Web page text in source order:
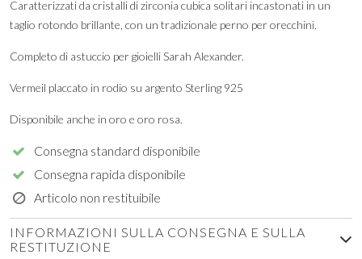
Caratterizzati da cristalli di zirconia cubica solitari incastonati in un
taglio rotondo brillante, con un tradizionale perno per orecchini.
Completo di astuccio per gioielli Sarah Alexander.
Vermeil placcato in rodio su argento Sterling 925
Disponibile anche in oro e oro rosa.
Consegna standard disponibile
Consegna rapida disponibile
Articolo non restituibile
INFORMAZIONI SULLA CONSEGNA E SULLA
RESTITUZIONE